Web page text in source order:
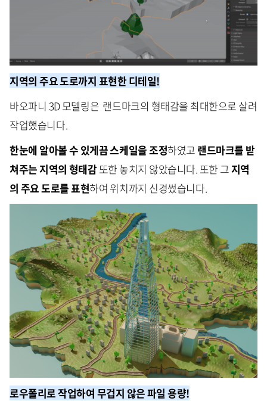
지역의 주요 도로까지 표현한 디테일!
바오파니 3D 모델링은 랜드마크의 형태감을 최대한으로 살려
작업했습니다.
한눈에 알아볼 수 있게끔 스케일을 조정하였고 랜드마크를 받
쳐주는 지역의 형태감또한 놓치지 않았습니다. 또한 그지역
의 주요 도로를 표현하여 위치까지 신경썼습니다.
로우폴리로 작업하여 무겁지 않은 파일 용량!